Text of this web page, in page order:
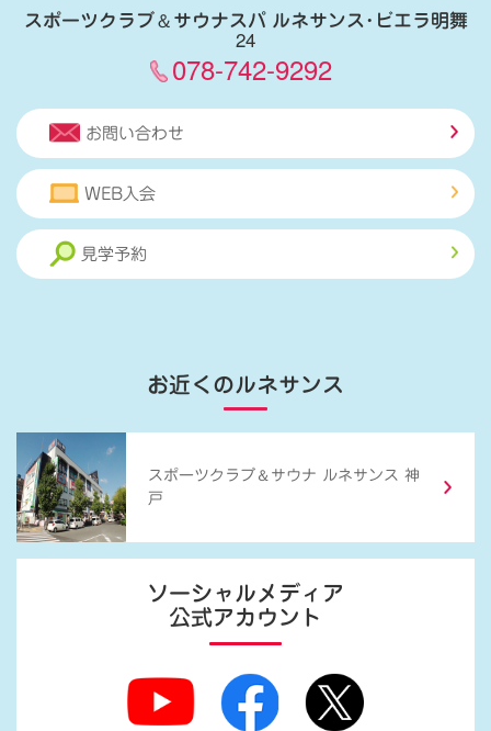
スポーツクラブ＆サウナスパ ルネサンス･ビエラ明舞
24
078-742-9292
お問い合わせ
WEB入会
見学予約
お近くのルネサンス
スポーツクラブ ＆ サウナ ルネサンス 神
戸
ソーシャルメディア
公式アカウント